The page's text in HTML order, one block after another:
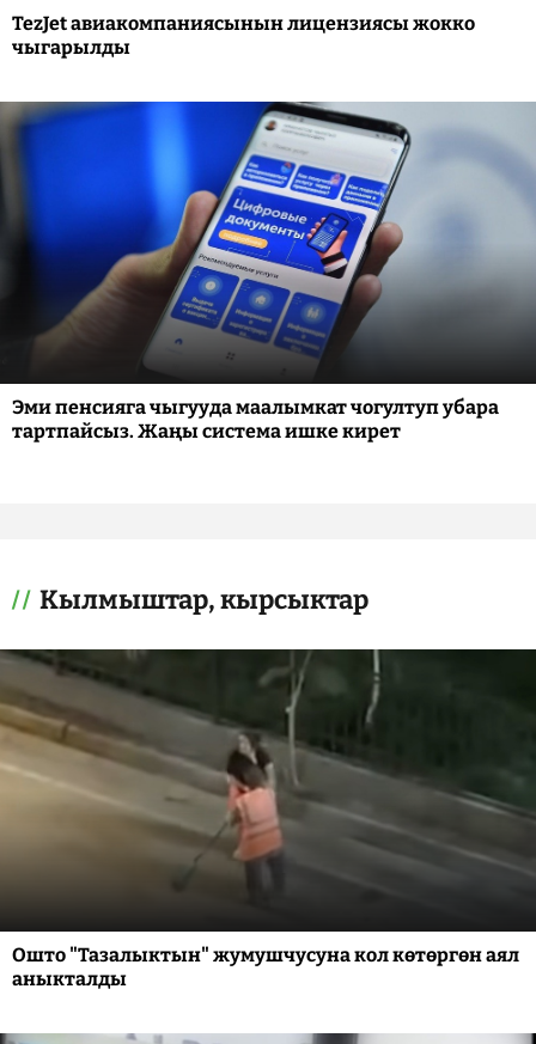
TezJet авиакомпаниясынын лицензиясы жокко
чыгарылды
Эми пенсияга чыгууда маалымкат чогултуп убара
тартпайсыз. Жаңы система ишке кирет
Кылмыштар, кырсыктар
Ошто "Тазалыктын" жумушчусуна кол көтөргөн аял
аныкталды